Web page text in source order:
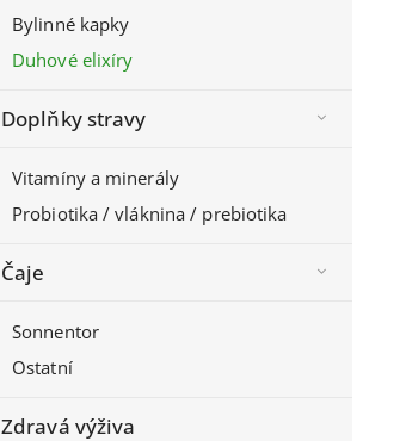
Bylinné kapky
Duhové elixíry
Doplňky stravy
Vitamíny a minerály
Probiotika / vláknina / prebiotika
Čaje
Sonnentor
Ostatní
Zdravá výživa